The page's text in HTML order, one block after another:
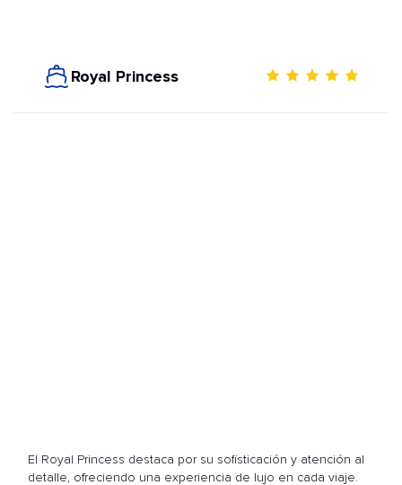
Royal Princess
El Royal Princess destaca por su sofisticación y atención al
detalle, ofreciendo una experiencia de lujo en cada viaje.